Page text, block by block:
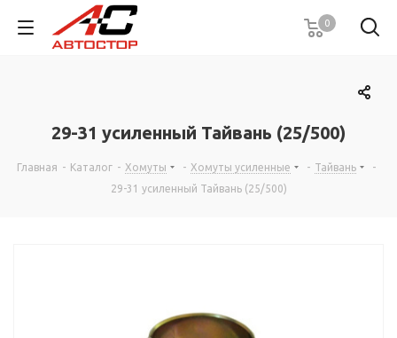
0
29-31 усиленный Тайвань (25/500)
Главная - Каталог - Хомуты - Хомуты усиленные - Тайвань
-
29-31 усиленный Тайвань (25/500)